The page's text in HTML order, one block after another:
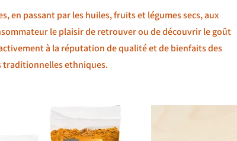
en passant par les huiles, fruits et légumes secs, aux
le plaisir de retrouver ou de découvrir le goût
à la réputation de qualité et de bienfaits des
traditionnelles ethniques.